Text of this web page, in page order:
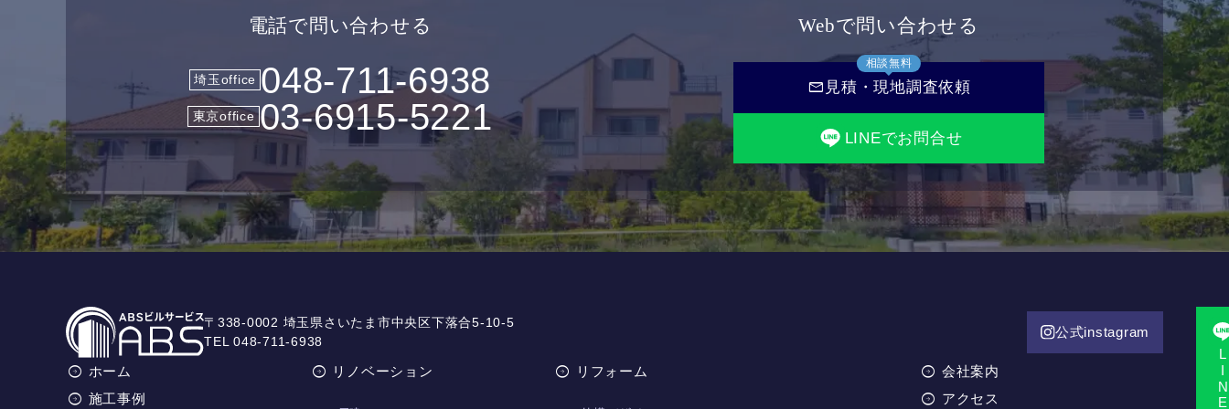
電話で問い合わせる
埼玉office 048-711-6938
東京office 03-6915-5221
Webで問い合わせる
相談無料
mail 見積・現地調査依頼
LINEでお問合せ
〒338-0002 埼玉県さいたま市中央区下落合5-10-5
TEL 048-711-6938
公式instagram
ホーム
施工事例
リノベーション リフォーム
会社案内
アクセス